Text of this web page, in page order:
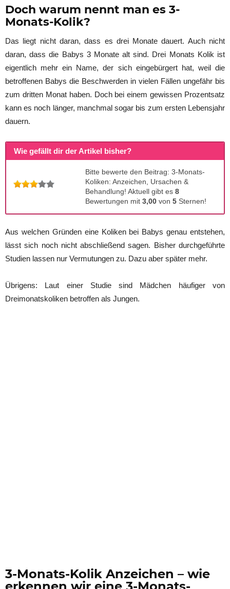
Doch warum nennt man es 3-
Monats-Kolik?
Das liegt nicht daran, dass es drei Monate dauert. Auch nicht
daran, dass die Babys 3 Monate alt sind. Drei Monats Kolik ist
eigentlich mehr ein Name, der sich eingebürgert hat, weil die
betroffenen Babys die Beschwerden in vielen Fällen ungefähr bis
zum dritten Monat haben. Doch bei einem gewissen Prozentsatz
kann es noch länger, manchmal sogar bis zum ersten Lebensjahr
dauern.
Wie gefällt dir der Artikel bisher?
Bitte bewerte den Beitrag: 3-Monats-
Koliken: Anzeichen, Ursachen &
Behandlung! Aktuell gibt es 8
Bewertungen mit 3,00 von 5 Sternen!
Aus welchen Gründen eine Koliken bei Babys genau entstehen,
lässt sich noch nicht abschließend sagen. Bisher durchgeführte
Studien lassen nur Vermutungen zu. Dazu aber später mehr.
Übrigens: Laut einer Studie sind Mädchen häufiger von
Dreimonatskoliken betroffen als Jungen.
3-Monats-Kolik Anzeichen – wie